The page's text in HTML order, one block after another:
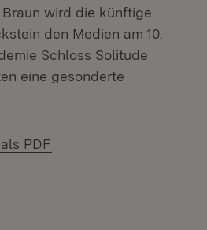
wird die künftige
den Medien am 10.
Schloss Solitude
eine gesonderte
PDF